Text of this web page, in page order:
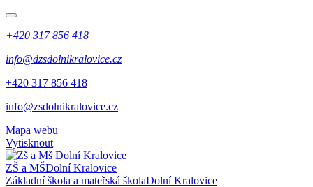
+420 317 856 418
info@dzsdolnikralovice.cz
+420 317 856 418
info@zsdolnikralovice.cz
Mapa webu
Vytisknout
ZŠ a MŠDolní Kralovice
Základní škola a mateřská školaDolní Kralovice